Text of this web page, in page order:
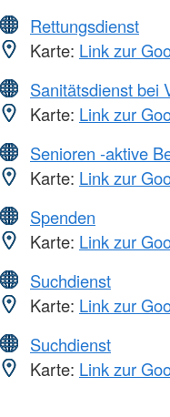
Rettungsdienst
Karte: Link zur
Sanitätsdienst bei
Karte: Link zur
Senioren -aktive
Karte: Link zur
Spenden
Karte: Link zur
Suchdienst
Karte: Link zur
Suchdienst
Karte: Link zur